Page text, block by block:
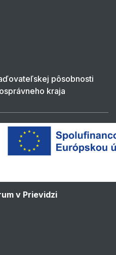
pôsobnosti
kraja
v Prievidzi